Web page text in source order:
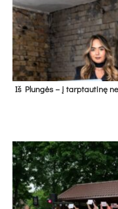
Iš Plungės – į tarptautinę